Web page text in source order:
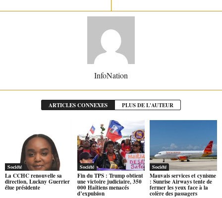
InfoNation
ARTICLES CONNEXES PLUS DE L'AUTEUR
Société
La CCHC renouvelle sa
direction, Luckny Guerrier
élue présidente
Société
Fin du TPS : Trump obtient
une victoire judiciaire, 350
000 Haïtiens menacés
d’expulsion
Société
Mauvais services et cynisme
: Sunrise Airways tente de
fermer les yeux face à la
colère des passagers